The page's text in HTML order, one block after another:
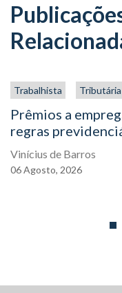
Trabalhista Tributária
Prêmios a
regras
Vinícius de Barros
06Agosto, 2026